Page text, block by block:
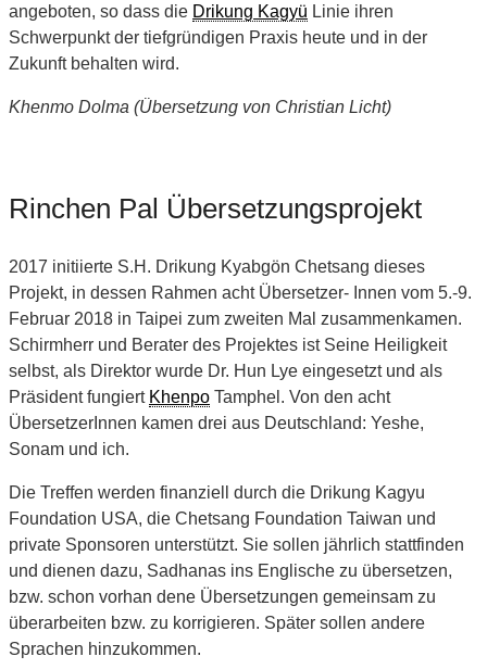
angeboten, so dass die Drikung Kagyü Linie ihren
Schwerpunkt der tiefgründigen Praxis heute und in der
Zukunft behalten wird.
Khenmo Dolma (Übersetzung von Christian Licht)
Rinchen Pal Übersetzungsprojekt
2017 initiierte S.H. Drikung Kyabgön Chetsang dieses
Projekt, in dessen Rahmen acht Übersetzer- Innen vom 5.-9.
Februar 2018 in Taipei zum zweiten Mal zusammenkamen.
Schirmherr und Berater des Projektes ist Seine Heiligkeit
selbst, als Direktor wurde Dr. Hun Lye eingesetzt und als
Präsident fungiert Khenpo Tamphel. Von den acht
ÜbersetzerInnen kamen drei aus Deutschland: Yeshe,
Sonam und ich.
Die Treffen werden finanziell durch die Drikung Kagyu
Foundation USA, die Chetsang Foundation Taiwan und
private Sponsoren unterstützt. Sie sollen jährlich stattfinden
und dienen dazu, Sadhanas ins Englische zu übersetzen,
bzw. schon vorhan dene Übersetzungen gemeinsam zu
überarbeiten bzw. zu korrigieren. Später sollen andere
Sprachen hinzukommen.